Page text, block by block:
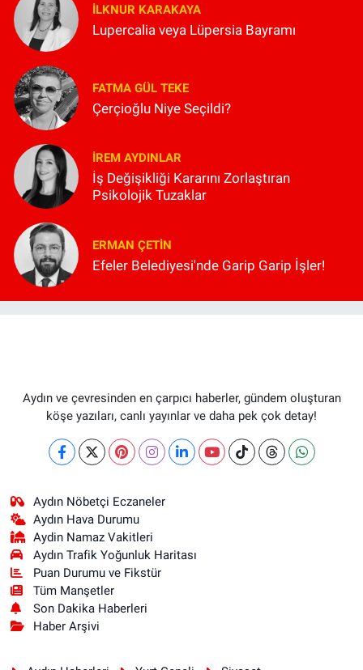
İLKNUR KARAKAYA
Lupercalia veya Lüpersia Bayramı
FATMA GÜL TEKE
Çerçioğlu Niye Seçildi?
İREM AYDINLAR
İş Değişikliği Kararını Zorlaştıran
Psikolojik Tuzaklar
ERMAN ÇETIN
Efeler Belediyesi'nde Garip Garip İşler!
Aydın ve çevresinden en çarpıcı haberler, gündem oluşturan
köşe yazıları, canlı yayınlar ve daha pek çok detay!
Aydın Nöbetçi Eczaneler
Aydın Hava Durumu
Aydin Namaz Vakitleri
Aydın Trafik Yoğunluk Haritası
Puan Durumu ve Fikstür
Tüm Manşetler
Son Dakika Haberleri
Haber Arşivi